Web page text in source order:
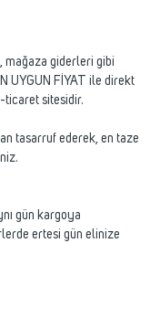
mağaza giderleri gibi
UYGUN FİYAT ile direkt
e-ticaret sitesidir.
tasarruf ederek, en taze
gün kargoya
ertesi gün elinize